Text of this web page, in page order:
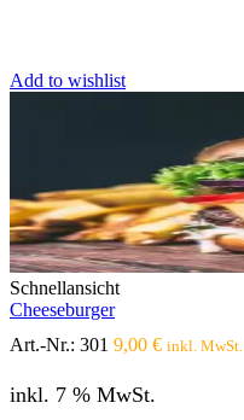
Add to wishlist
Schnellansicht
Cheeseburger
Art.-Nr.: 301 9,00 € inkl. MwSt.
inkl. 7 % MwSt.